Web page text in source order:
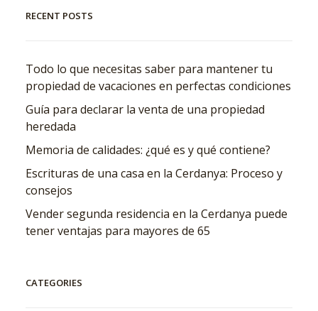
RECENT POSTS
Todo lo que necesitas saber para mantener tu
propiedad de vacaciones en perfectas condiciones
Guía para declarar la venta de una propiedad
heredada
Memoria de calidades: ¿qué es y qué contiene?
Escrituras de una casa en la Cerdanya: Proceso y
consejos
Vender segunda residencia en la Cerdanya puede
tener ventajas para mayores de 65
CATEGORIES